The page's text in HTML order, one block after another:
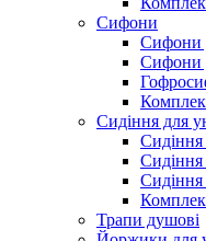
Сифони
Сифони
Сифони
Сидіння для
Сидіння
Сидіння
Сидіння
Трапи душові